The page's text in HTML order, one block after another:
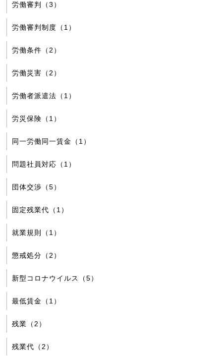
労働審判（3）
労働審判制度（1）
労働条件（2）
労働災害（2）
労働者派遣法（1）
労災保険（1）
同一労働同一賃金（1）
問題社員対応（1）
団体交渉（5）
固定残業代（1）
就業規則（1）
懲戒処分（2）
新型コロナウイルス（5）
最低賃金（1）
残業（2）
残業代（2）